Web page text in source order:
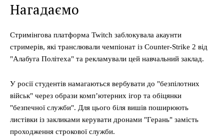
Нагадаємо
Стримінгова платформа Twitch заблокувала акаунти
стримерів, які транслювали чемпіонат із Counter-Strike 2 від
"Алабуга Політеха" та рекламували цей навчальний заклад.
У росії студентів намагаються вербувати до "безпілотних
військ" через образи комп’ютерних ігор та обіцянки
"безпечної служби". Для цього біля вишів поширюють
листівки із закликами керувати дронами "Герань" замість
проходження строкової служби.